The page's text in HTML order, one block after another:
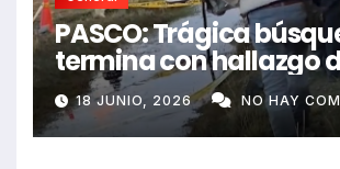
PASCO: Trágica
termina con hallazgo
sin vida en Rancas
18 JUNIO, 2026 NO HAY